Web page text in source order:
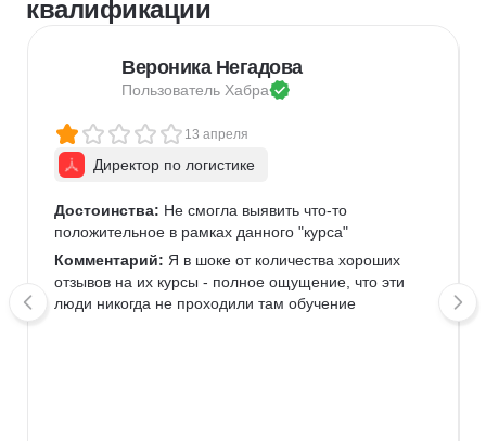
квалификации
Вероника Негадова
Пользователь Хабра
13 апреля
Директор по логистике
Достоинства: Не смогла выявить что-то
положительное в рамках данного "курса"
Комментарий: Я в шоке от количества хороших
отзывов на их курсы - полное ощущение, что эти
люди никогда не проходили там обучение